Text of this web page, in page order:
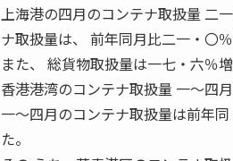
上海港の四月のコンテナ取扱量
ナ取扱量は、 前年同月比二一・〇
また、 総貨物取扱量は一七・六％
香港港湾のコンテナ取扱量 一〜
一〜四月のコンテナ取扱量は前年
た。